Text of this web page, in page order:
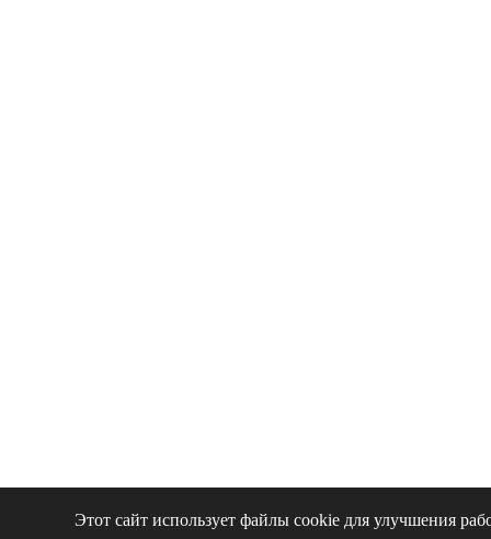
Этот сайт использует файлы cookie для улучшения